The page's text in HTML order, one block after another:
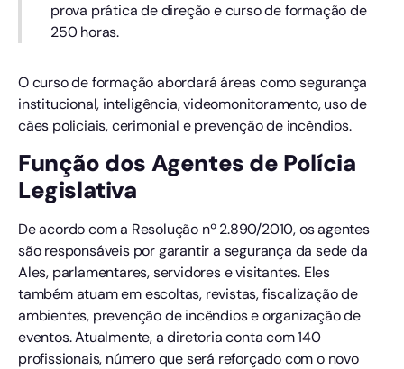
prova prática de direção e curso de formação de
250 horas.
O curso de formação abordará áreas como segurança
institucional, inteligência, videomonitoramento, uso de
cães policiais, cerimonial e prevenção de incêndios.
Função dos Agentes de Polícia
Legislativa
De acordo com a Resolução nº 2.890/2010, os agentes
são responsáveis por garantir a segurança da sede da
Ales, parlamentares, servidores e visitantes. Eles
também atuam em escoltas, revistas, fiscalização de
ambientes, prevenção de incêndios e organização de
eventos. Atualmente, a diretoria conta com 140
profissionais, número que será reforçado com o novo